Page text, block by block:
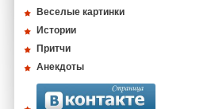
Веселые картинки
Истории
Притчи
Анекдоты